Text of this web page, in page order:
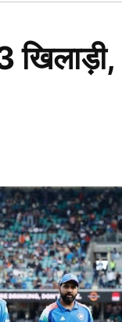
Open
खिलाड़ी,